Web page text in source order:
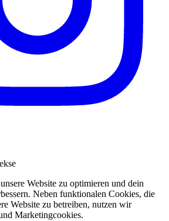
Website zu optimieren und dein
Neben funktionalen Cookies, die
Website zu betreiben, nutzen wir
Marketingcookies.